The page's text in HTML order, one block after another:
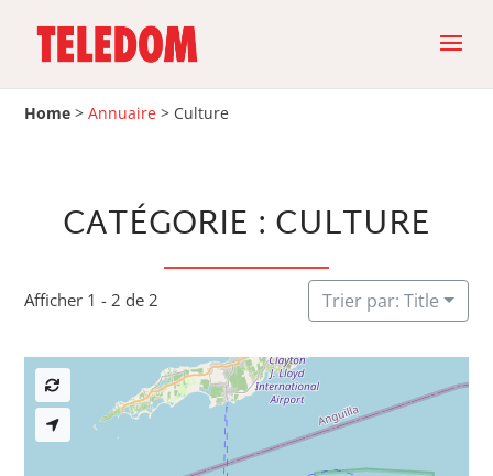
Home >Annuaire > Culture
CATÉGORIE : CULTURE
Afficher 1 - 2 de 2 Trier par: Title